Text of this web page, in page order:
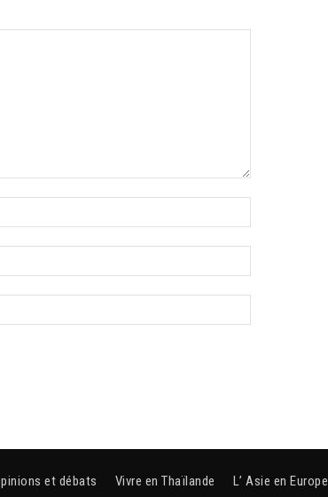
et débats Vivre en Thaïlande L’ Asie en Europe